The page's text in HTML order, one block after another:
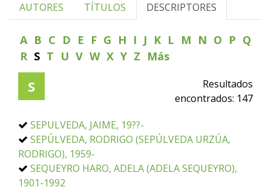
AUTORES TÍTULOS DESCRIPTORES
A B C D E F G H I J K L M N O P Q
R S T U V W X Y Z Más
S
Resultados
encontrados: 147
SEPULVEDA, JAIME, 19??-
SEPÚLVEDA, RODRIGO (SEPÚLVEDA URZÚA,
RODRIGO), 1959-
SEQUEYRO HARO, ADELA (ADELA SEQUEYRO),
1901-1992